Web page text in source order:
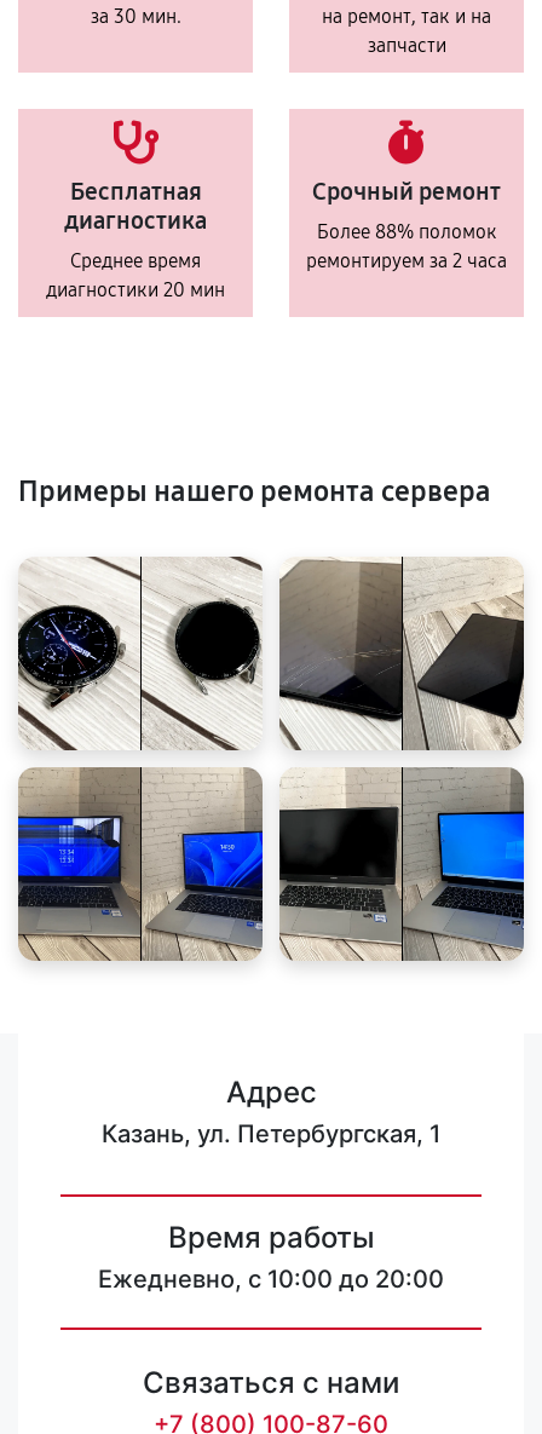
за 30 мин.
на ремонт, так и на
запчасти
Бесплатная
диагностика
Среднее время
диагностики 20 мин
Срочный ремонт
Более 88% поломок
ремонтируем за 2 часа
Примеры нашего ремонта сервера
Адрес
Казань, ул. Петербургская, 1
Время работы
Ежедневно, с 10:00 до 20:00
Связаться с нами
+7 (800) 100-87-60